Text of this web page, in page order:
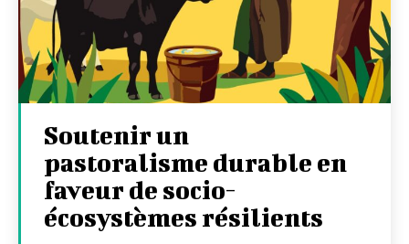
Soutenir un
pastoralisme durable en
faveur de socio-
écosystèmes résilients